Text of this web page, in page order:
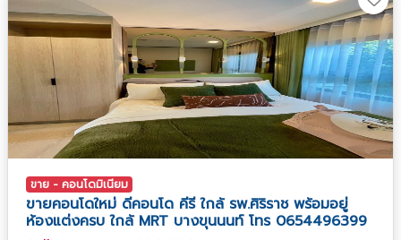
ขาย - คอนโดมิเนียม
ขายคอนโดใหม่ ดีคอนโด คีรี ใกล้ รพ.ศิริราช พร้อมอยู่
ห้องแต่งครบ ใกล้ MRT บางขุนนนท์ โทร 0654496399